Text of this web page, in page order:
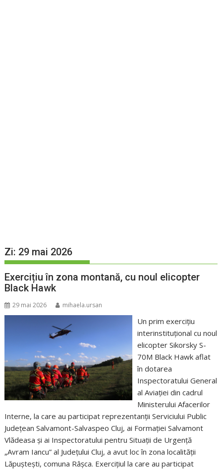
Zi: 29 mai 2026
Exercițiu în zona montană, cu noul elicopter
Black Hawk
29 mai 2026 mihaela.ursan
Un prim exercițiu
interinstituțional cu noul
elicopter Sikorsky S-
70M Black Hawk aflat
în dotarea
Inspectoratului General
al Aviației din cadrul
Ministerului Afacerilor
Interne, la care au participat reprezentanții Serviciului Public
Județean Salvamont-Salvaspeo Cluj, ai Formației Salvamont
Vlădeasa și ai Inspectoratului pentru Situații de Urgență
„Avram Iancu” al Județului Cluj, a avut loc în zona localității
Lăpuștești, comuna Râșca. Exercițiul la care au participat